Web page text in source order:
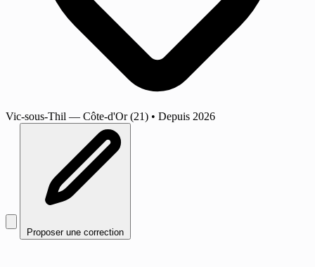
Vic-sous-Thil — Côte-d'Or (21) • Depuis 2026
Proposer une correction